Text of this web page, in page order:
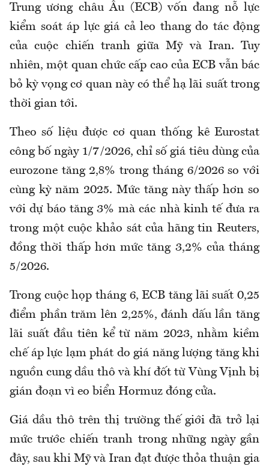
Trung ương châu Âu (ECB) vốn đang nỗ lực
kiểm soát áp lực giá cả leo thang do tác động
của cuộc chiến tranh giữa Mỹ và Iran. Tuy
nhiên, một quan chức cấp cao của ECB vẫn bác
bỏ kỳ vọng cơ quan này có thể hạ lãi suất trong
thời gian tới.
Theo số liệu được cơ quan thống kê Eurostat
công bố ngày 1/7/2026, chỉ số giá tiêu dùng của
eurozone tăng 2,8% trong tháng 6/2026 so với
cùng kỳ năm 2025. Mức tăng này thấp hơn so
với dự báo tăng 3% mà các nhà kinh tế đưa ra
trong một cuộc khảo sát của hãng tin Reuters,
đồng thời thấp hơn mức tăng 3,2% của tháng
5/2026.
Trong cuộc họp tháng 6, ECB tăng lãi suất 0,25
điểm phần trăm lên 2,25%, đánh dấu lần tăng
lãi suất đầu tiên kể từ năm 2023, nhằm kiềm
chế áp lực lạm phát do giá năng lượng tăng khi
nguồn cung dầu thô và khí đốt từ Vùng Vịnh bị
gián đoạn vì eo biển Hormuz đóng cửa.
Giá dầu thô trên thị trường thế giới đã trở lại
mức trước chiến tranh trong những ngày gần
đây, sau khi Mỹ và Iran đạt được thỏa thuận gia